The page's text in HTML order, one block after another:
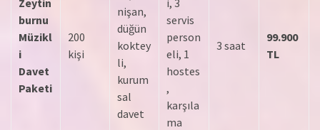
burnu
Müzikl
i
Davet
Paketi
200
kişi
nişan,
düğün
koktey
li,
kurum
sal
davet
servis
person
eli, 1
hostes
,
karşıla
ma
3 saat
99.900
TL